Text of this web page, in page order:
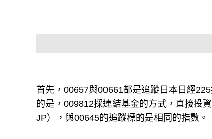
首先，00657與00661都是追蹤日本日經
的是，009812採連結基金的方式，直接投
JP），與00645的追蹤標的是相同的指數。